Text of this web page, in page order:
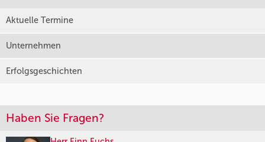
Aktuelle Termine
Unternehmen
Erfolgsgeschichten
Haben Sie Fragen?